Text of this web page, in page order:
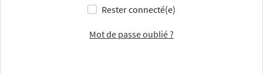
Rester connecté(e)
Mot de passe oublié ?